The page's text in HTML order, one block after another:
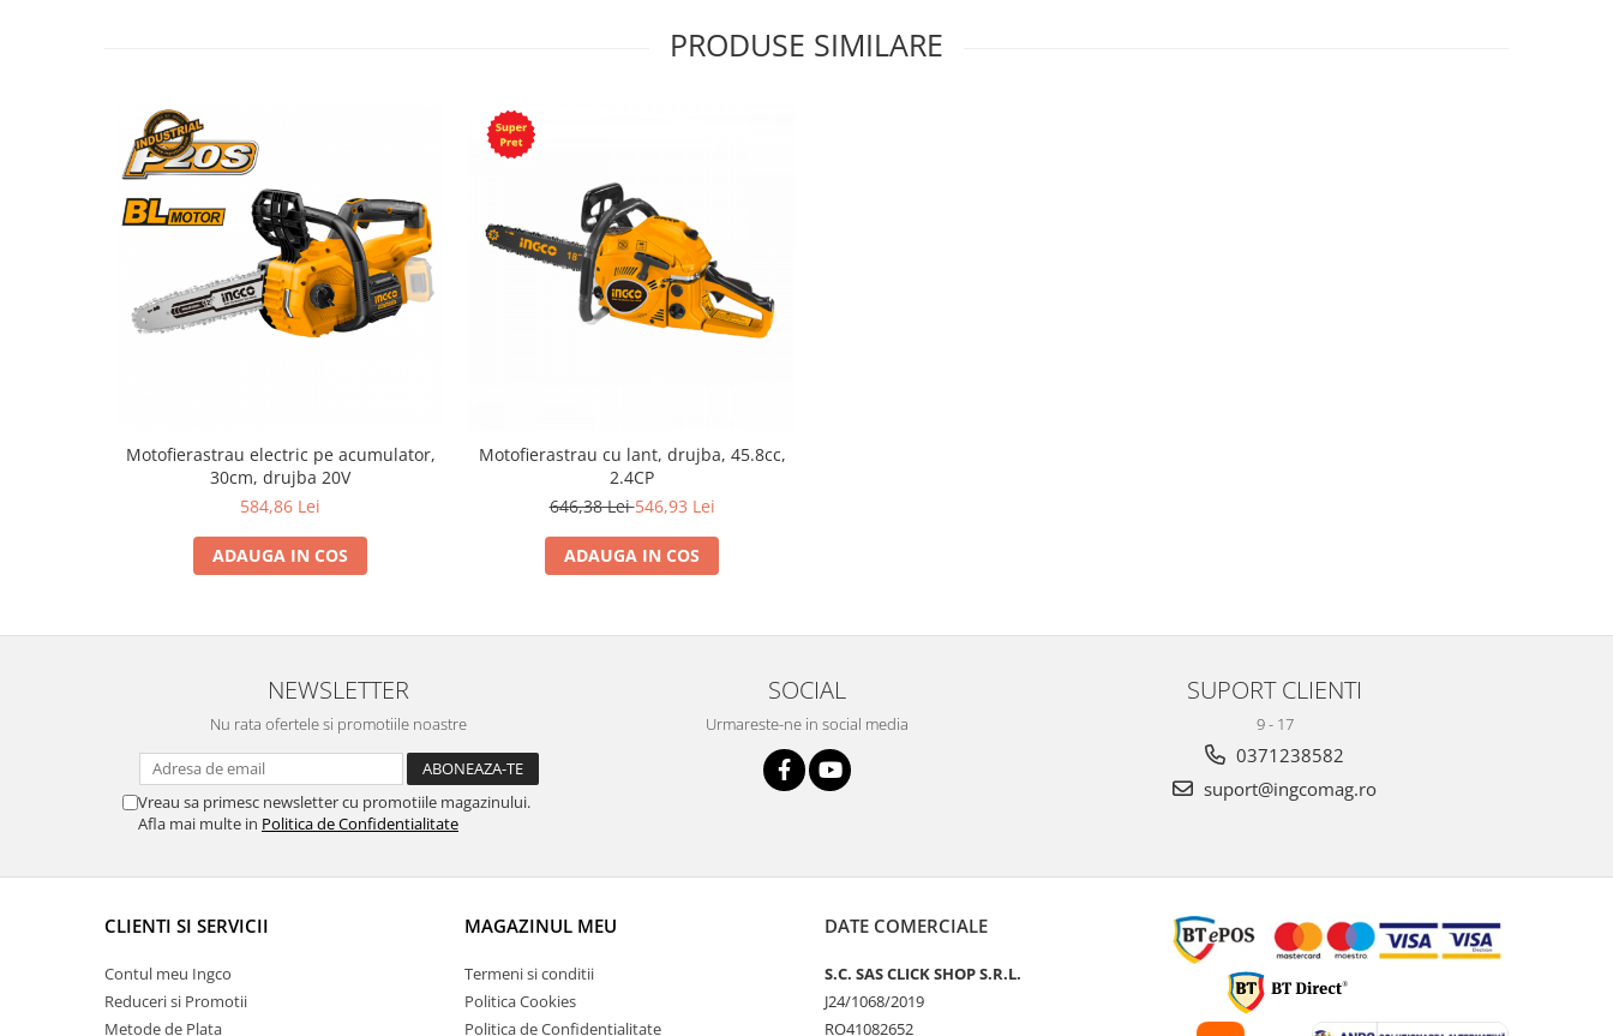
PRODUSE SIMILARE
Motofierastrau electric pe acumulator,
30cm, drujba 20V
584,86 Lei
ADAUGA IN COS
Motofierastrau cu lant, drujba, 45.8cc,
2.4CP
646,38 Lei546,93 Lei
ADAUGA IN COS
NEWSLETTER
Nu rata ofertele si promotiile noastre
Vreau sa primesc newsletter cu promotiile magazinului.
Afla mai multe in Politica de Confidentialitate
SOCIAL
Urmareste-ne in social media
SUPORT CLIENTI
9 - 17
0371238582
suport@ingcomag.ro
CLIENTI SI SERVICII
Contul meu Ingco
Reduceri si Promotii
Metode de Plata
MAGAZINUL MEU
Termeni si conditii
Politica Cookies
Politica de Confidentialitate
DATE COMERCIALE
S.C. SAS CLICK SHOP S.R.L.
J24/1068/2019
RO41082652